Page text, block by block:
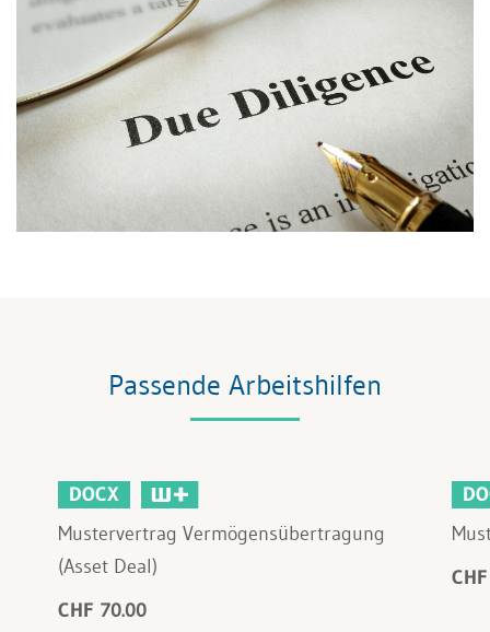
Passende Arbeitshilfen
DOCX
Mustervertrag Vermögensübertragung
(Asset Deal)
CHF 70.00